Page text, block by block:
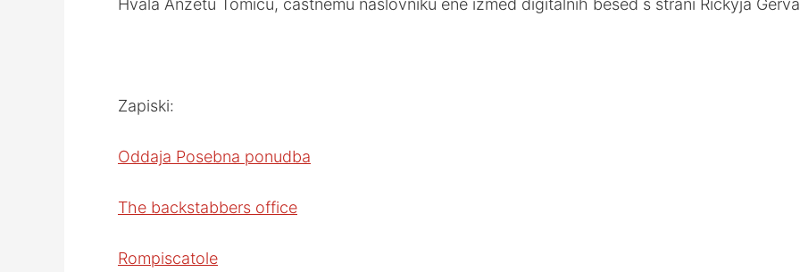
Hvala Anžetu Tomiću, častnemu naslovniku ene izmed digitalnih besed s strani Rickyja
Zapiski:
Oddaja Posebna ponudba
The backstabbers office
Rompiscatole